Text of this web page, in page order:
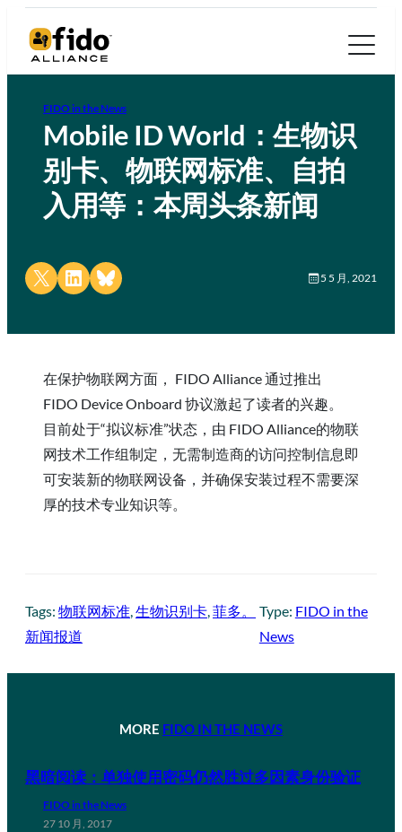
FIDO in the News
Mobile ID World：生物识
别卡、物联网标准、自拍
入用等：本周头条新闻
Share on X Share on LinkedIn
Share on Bluesky 5 5 月, 2021
在保护物联网方面， FIDO Alliance 通过推出
FIDO Device Onboard 协议激起了读者的兴趣。
目前处于“拟议标准”状态，由 FIDO Alliance的物联
网技术工作组制定，无需制造商的访问控制信息即
可安装新的物联网设备，并确保安装过程不需要深
厚的技术专业知识等。
Tags: 物联网标准 生物识别卡 菲多。
新闻报道
Type: FIDO in the
News
MORE FIDO IN THE NEWS
黑暗阅读：单独使用密码仍然胜过多因素身份验证
FIDO in the News
27 10 月, 2017